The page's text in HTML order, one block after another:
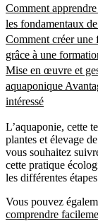
Comment
les fondamentaux
Comment créer une
grâce à une
Mise en œuvre et
aquaponique
intéressé
L’aquaponie, cette
plantes et élevage
vous souhaitez
cette pratique
les différentes
Vous pouvez
comprendre